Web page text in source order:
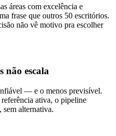
áreas com excelência e
frase que outros 50 escritórios.
não vê motivo pra escolher
não escala
— e o menos previsível.
ativa, o pipeline
sem alternativa.